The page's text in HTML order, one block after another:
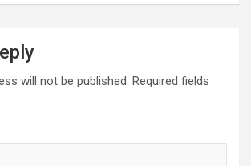
will not be published. Required fields